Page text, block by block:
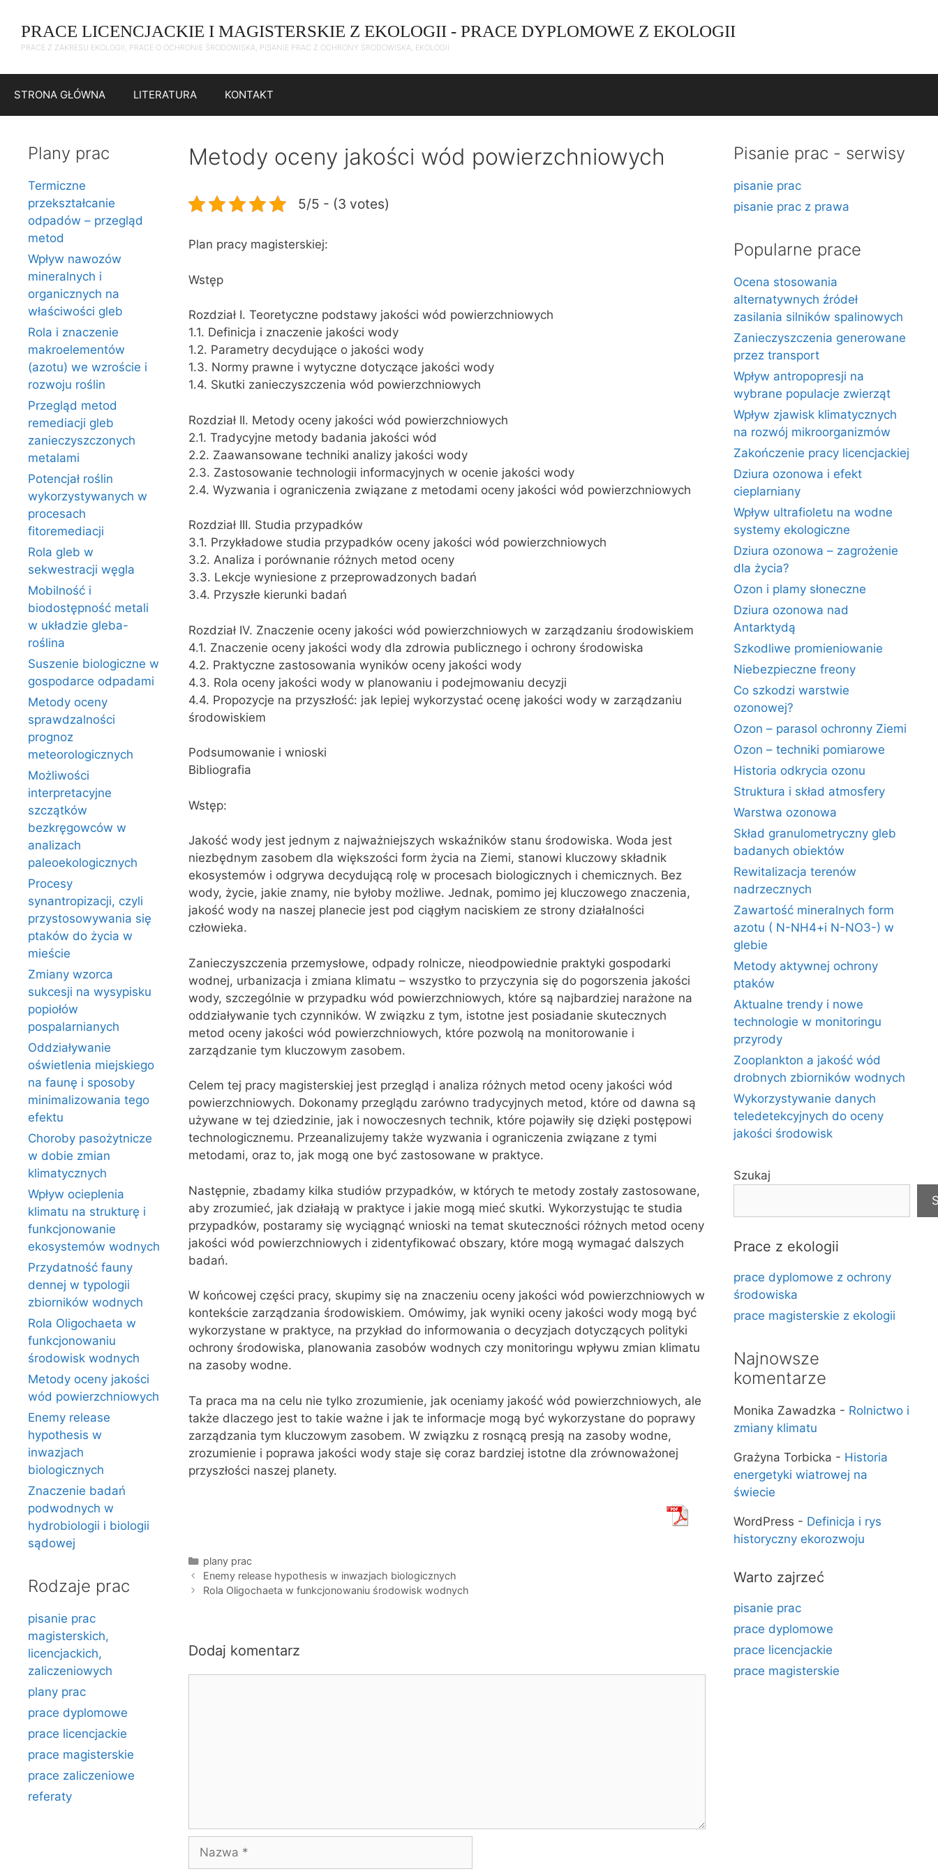
treści
PRACE LICENCJACKIE I MAGISTERSKIE Z EKOLOGII - PRACE DYPLOMOWE Z EKOLOGII
PRACE Z ZAKRESU EKOLOGII, PRACE O OCHRONIE ŚRODOWISKA, PISANIE PRAC Z OCHRONY ŚRODOWISKA, EKOLOGII
STRONA GŁÓWNA LITERATURA KONTAKT
Metody oceny jakości wód powierzchniowych
5/5 - (3 votes)
Plan pracy magisterskiej:
Wstęp
Rozdział I. Teoretyczne podstawy jakości wód powierzchniowych
1.1. Definicja i znaczenie jakości wody
1.2. Parametry decydujące o jakości wody
1.3. Normy prawne i wytyczne dotyczące jakości wody
1.4. Skutki zanieczyszczenia wód powierzchniowych
Rozdział II. Metody oceny jakości wód powierzchniowych
2.1. Tradycyjne metody badania jakości wód
2.2. Zaawansowane techniki analizy jakości wody
2.3. Zastosowanie technologii informacyjnych w ocenie jakości wody
2.4. Wyzwania i ograniczenia związane z metodami oceny jakości wód powierzchniowych
Rozdział III. Studia przypadków
3.1. Przykładowe studia przypadków oceny jakości wód powierzchniowych
3.2. Analiza i porównanie różnych metod oceny
3.3. Lekcje wyniesione z przeprowadzonych badań
3.4. Przyszłe kierunki badań
Rozdział IV. Znaczenie oceny jakości wód powierzchniowych w zarządzaniu środowiskiem
4.1. Znaczenie oceny jakości wody dla zdrowia publicznego i ochrony środowiska
4.2. Praktyczne zastosowania wyników oceny jakości wody
4.3. Rola oceny jakości wody w planowaniu i podejmowaniu decyzji
4.4. Propozycje na przyszłość: jak lepiej wykorzystać ocenę jakości wody w zarządzaniu
środowiskiem
Podsumowanie i wnioski
Bibliografia
Wstęp:
Jakość wody jest jednym z najważniejszych wskaźników stanu środowiska. Woda jest
niezbędnym zasobem dla większości form życia na Ziemi, stanowi kluczowy składnik
ekosystemów i odgrywa decydującą rolę w procesach biologicznych i chemicznych. Bez
wody, życie, jakie znamy, nie byłoby możliwe. Jednak, pomimo jej kluczowego znaczenia,
jakość wody na naszej planecie jest pod ciągłym naciskiem ze strony działalności
człowieka.
Zanieczyszczenia przemysłowe, odpady rolnicze, nieodpowiednie praktyki gospodarki
wodnej, urbanizacja i zmiana klimatu – wszystko to przyczynia się do pogorszenia jakości
wody, szczególnie w przypadku wód powierzchniowych, które są najbardziej narażone na
oddziaływanie tych czynników. W związku z tym, istotne jest posiadanie skutecznych
metod oceny jakości wód powierzchniowych, które pozwolą na monitorowanie i
zarządzanie tym kluczowym zasobem.
Celem tej pracy magisterskiej jest przegląd i analiza różnych metod oceny jakości wód
powierzchniowych. Dokonamy przeglądu zarówno tradycyjnych metod, które od dawna są
używane w tej dziedzinie, jak i nowoczesnych technik, które pojawiły się dzięki postępowi
technologicznemu. Przeanalizujemy także wyzwania i ograniczenia związane z tymi
metodami, oraz to, jak mogą one być zastosowane w praktyce.
Następnie, zbadamy kilka studiów przypadków, w których te metody zostały zastosowane,
aby zrozumieć, jak działają w praktyce i jakie mogą mieć skutki. Wykorzystując te studia
przypadków, postaramy się wyciągnąć wnioski na temat skuteczności różnych metod oceny
jakości wód powierzchniowych i zidentyfikować obszary, które mogą wymagać dalszych
badań.
W końcowej części pracy, skupimy się na znaczeniu oceny jakości wód powierzchniowych w
kontekście zarządzania środowiskiem. Omówimy, jak wyniki oceny jakości wody mogą być
wykorzystane w praktyce, na przykład do informowania o decyzjach dotyczących polityki
ochrony środowiska, planowania zasobów wodnych czy monitoringu wpływu zmian klimatu
na zasoby wodne.
Ta praca ma na celu nie tylko zrozumienie, jak oceniamy jakość wód powierzchniowych, ale
także dlaczego jest to takie ważne i jak te informacje mogą być wykorzystane do poprawy
zarządzania tym kluczowym zasobem. W związku z rosnącą presją na zasoby wodne,
zrozumienie i poprawa jakości wody staje się coraz bardziej istotne dla zrównoważonej
przyszłości naszej planety.
Kategorie
plany prac
Enemy release hypothesis w inwazjach biologicznych
Rola Oligochaeta w funkcjonowaniu środowisk wodnych
Dodaj komentarz
Plany prac
Termiczne
przekształcanie
odpadów – przegląd
metod
Wpływ nawozów
mineralnych i
organicznych na
właściwości gleb
Rola i znaczenie
makroelementów
(azotu) we wzroście i
rozwoju roślin
Przegląd metod
remediacji gleb
zanieczyszczonych
metalami
Potencjał roślin
wykorzystywanych w
procesach
fitoremediacji
Rola gleb w
sekwestracji węgla
Mobilność i
biodostępność metali
w układzie gleba-
roślina
Suszenie biologiczne w
gospodarce odpadami
Metody oceny
sprawdzalności
prognoz
meteorologicznych
Możliwości
interpretacyjne
szczątków
bezkręgowców w
analizach
paleoekologicznych
Procesy
synantropizacji, czyli
przystosowywania się
ptaków do życia w
mieście
Zmiany wzorca
sukcesji na wysypisku
popiołów
pospalarnianych
Oddziaływanie
oświetlenia miejskiego
na faunę i sposoby
minimalizowania tego
efektu
Choroby pasożytnicze
w dobie zmian
klimatycznych
Wpływ ocieplenia
klimatu na strukturę i
funkcjonowanie
ekosystemów wodnych
Przydatność fauny
dennej w typologii
zbiorników wodnych
Rola Oligochaeta w
funkcjonowaniu
środowisk wodnych
Metody oceny jakości
wód powierzchniowych
Enemy release
hypothesis w
inwazjach
biologicznych
Znaczenie badań
podwodnych w
hydrobiologii i biologii
sądowej
Rodzaje prac
pisanie prac
magisterskich,
licencjackich,
zaliczeniowych
plany prac
prace dyplomowe
prace licencjackie
prace magisterskie
prace zaliczeniowe
referaty
Pisanie prac - serwisy
pisanie prac
pisanie prac z prawa
Popularne prace
Ocena stosowania
alternatywnych źródeł
zasilania silników spalinowych
Zanieczyszczenia generowane
przez transport
Wpływ antropopresji na
wybrane populacje zwierząt
Wpływ zjawisk klimatycznych
na rozwój mikroorganizmów
Zakończenie pracy licencjackiej
Dziura ozonowa i efekt
cieplarniany
Wpływ ultrafioletu na wodne
systemy ekologiczne
Dziura ozonowa – zagrożenie
dla życia?
Ozon i plamy słoneczne
Dziura ozonowa nad
Antarktydą
Szkodliwe promieniowanie
Niebezpieczne freony
Co szkodzi warstwie
ozonowej?
Ozon – parasol ochronny Ziemi
Ozon – techniki pomiarowe
Historia odkrycia ozonu
Struktura i skład atmosfery
Warstwa ozonowa
Skład granulometryczny gleb
badanych obiektów
Rewitalizacja terenów
nadrzecznych
Zawartość mineralnych form
azotu ( N-NH4+i N-NO3-) w
glebie
Metody aktywnej ochrony
ptaków
Aktualne trendy i nowe
technologie w monitoringu
przyrody
Zooplankton a jakość wód
drobnych zbiorników wodnych
Wykorzystywanie danych
teledetekcyjnych do oceny
jakości środowisk
Szukaj
Prace z ekologii
prace dyplomowe z ochrony
środowiska
prace magisterskie z ekologii
Najnowsze
komentarze
Monika Zawadzka - Rolnictwo i
zmiany klimatu
Grażyna Torbicka - Historia
energetyki wiatrowej na
świecie
WordPress - Definicja i rys
historyczny ekorozwoju
Warto zajrzeć
pisanie prac
prace dyplomowe
prace licencjackie
prace magisterskie